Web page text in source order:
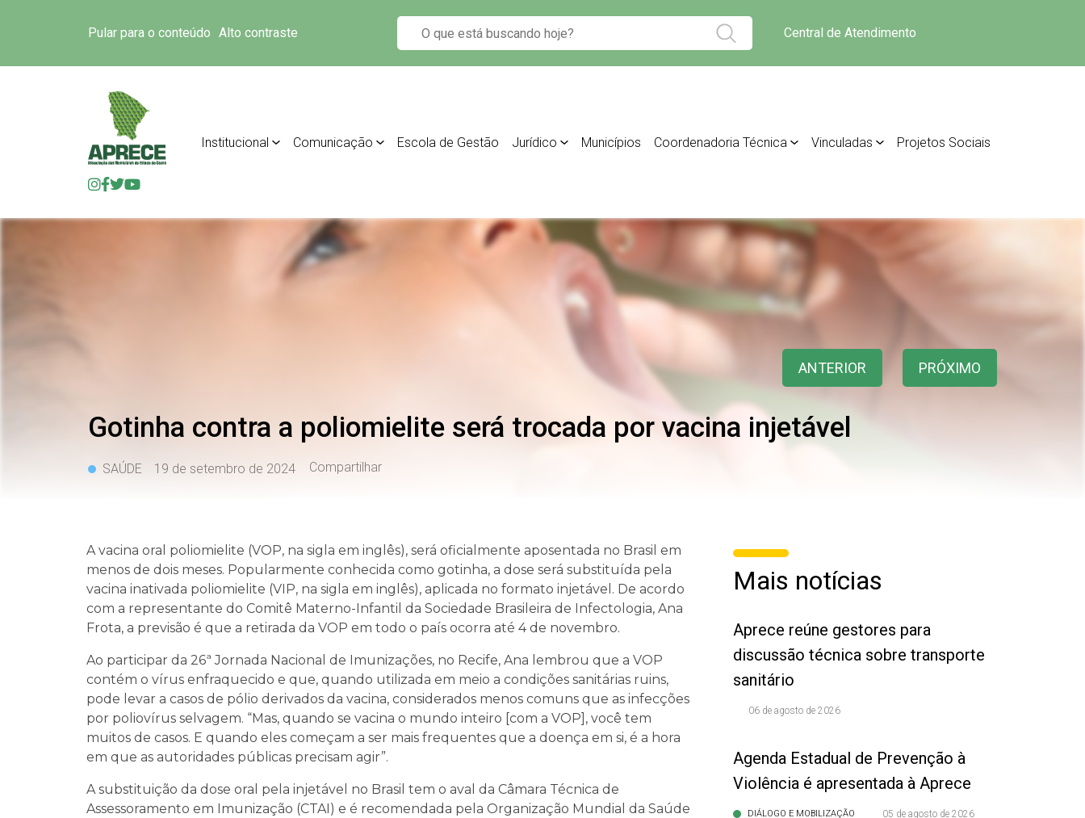
Pular para o conteúdo Alto contraste Central de Atendimento
Institucional Comunicação Escola de Gestão Jurídico Municípios Coordenadoria Técnica Vinculadas Projetos Sociais
ANTERIOR PRÓXIMO
Gotinha contra a poliomielite será trocada por vacina injetável
SAÚDE 19 de setembro de 2024 Compartilhar
A vacina oral poliomielite (VOP, na sigla em inglês), será oficialmente aposentada no Brasil em
menos de dois meses. Popularmente conhecida como gotinha, a dose será substituída pela
vacina inativada poliomielite (VIP, na sigla em inglês), aplicada no formato injetável. De acordo
com a representante do Comitê Materno-Infantil da Sociedade Brasileira de Infectologia, Ana
Frota, a previsão é que a retirada da VOP em todo o país ocorra até 4 de novembro.
Ao participar da 26ª Jornada Nacional de Imunizações, no Recife, Ana lembrou que a VOP
contém o vírus enfraquecido e que, quando utilizada em meio a condições sanitárias ruins,
pode levar a casos de pólio derivados da vacina, considerados menos comuns que as infecções
por poliovírus selvagem. “Mas, quando se vacina o mundo inteiro [com a VOP], você tem
muitos de casos. E quando eles começam a ser mais frequentes que a doença em si, é a hora
em que as autoridades públicas precisam agir”.
A substituição da dose oral pela injetável no Brasil tem o aval da Câmara Técnica de
Assessoramento em Imunização (CTAI) e é recomendada pela Organização Mundial da Saúde
Mais notícias
Aprece reúne gestores para
discussão técnica sobre transporte
sanitário
06 de agosto de 2026
Agenda Estadual de Prevenção à
Violência é apresentada à Aprece
DIÁLOGO E MOBILIZAÇÃO 05 de agosto de 2026